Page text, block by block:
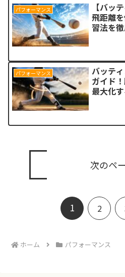
パフォーマンス
【バッ
飛距離
習法を
パフォーマンス
バッテ
ガイド
最大化
次のペ
1 2
ホーム パフォーマンス